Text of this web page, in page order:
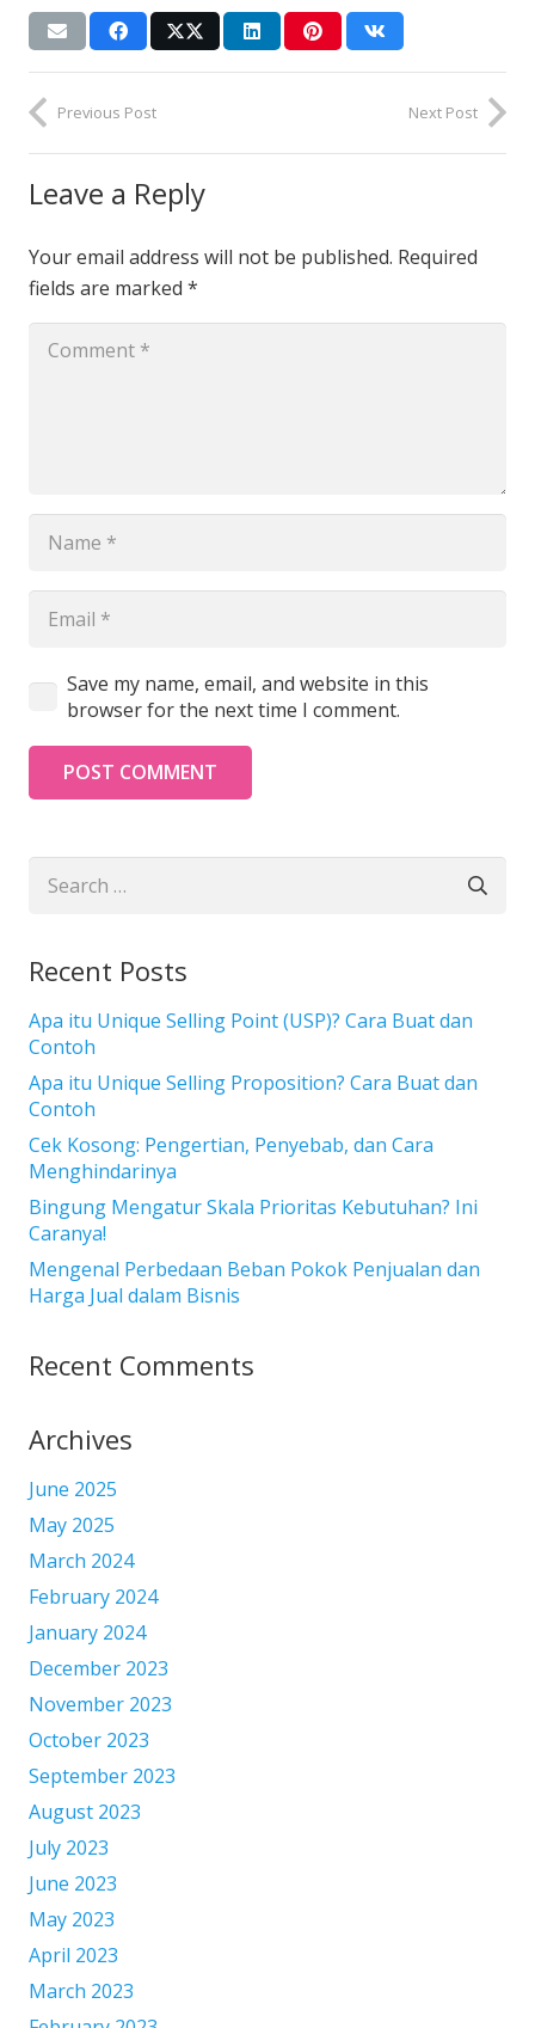
Previous Post Next Post
Leave a Reply
Your email address will not be published. Required
fields are marked *
Save my name, email, and website in this
browser for the next time I comment.
POST COMMENT
for:
Recent Posts
Apa itu Unique Selling Point (USP)? Cara Buat dan
Contoh
Apa itu Unique Selling Proposition? Cara Buat dan
Contoh
Cek Kosong: Pengertian, Penyebab, dan Cara
Menghindarinya
Bingung Mengatur Skala Prioritas Kebutuhan? Ini
Caranya!
Mengenal Perbedaan Beban Pokok Penjualan dan
Harga Jual dalam Bisnis
Recent Comments
Archives
June 2025
May 2025
March 2024
February 2024
January 2024
December 2023
November 2023
October 2023
September 2023
August 2023
July 2023
June 2023
May 2023
April 2023
March 2023